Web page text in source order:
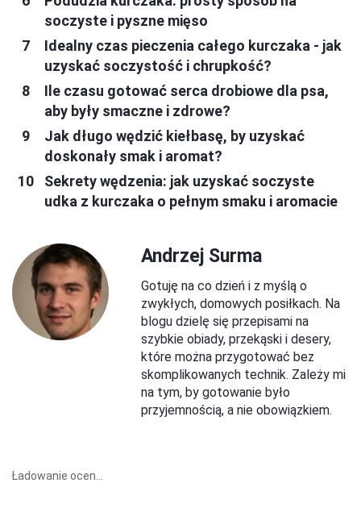
soczyste i pyszne mięso
Idealny czas pieczenia całego kurczaka - jak
uzyskać soczystość i chrupkość?
Ile czasu gotować serca drobiowe dla psa,
aby były smaczne i zdrowe?
Jak długo wędzić kiełbasę, by uzyskać
doskonały smak i aromat?
Sekrety wędzenia: jak uzyskać soczyste
udka z kurczaka o pełnym smaku i aromacie
Andrzej Surma
Gotuję na co dzień i z myślą o
zwykłych, domowych posiłkach. Na
blogu dzielę się przepisami na
szybkie obiady, przekąski i desery,
które można przygotować bez
skomplikowanych technik. Zależy mi
na tym, by gotowanie było
przyjemnością, a nie obowiązkiem.
Ładowanie ocen...